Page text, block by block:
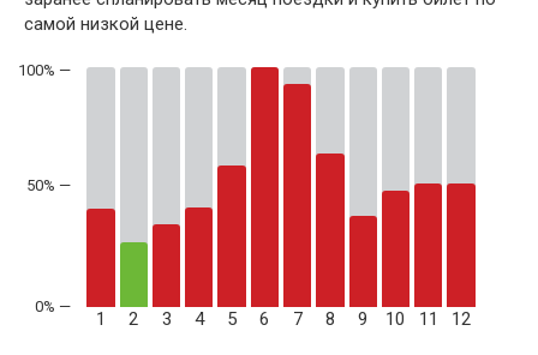
самой низкой цене.
50% —
1 2 3 4 5 6 7 8 9 10 11 12